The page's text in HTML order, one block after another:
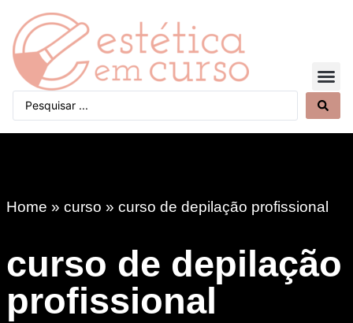
Home » curso » curso de depilação profissional
curso de depilação
profissional